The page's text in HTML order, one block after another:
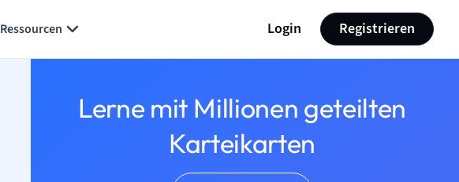
Ressourcen Login Registrieren
Lerne mit Millionen geteilten
Karteikarten